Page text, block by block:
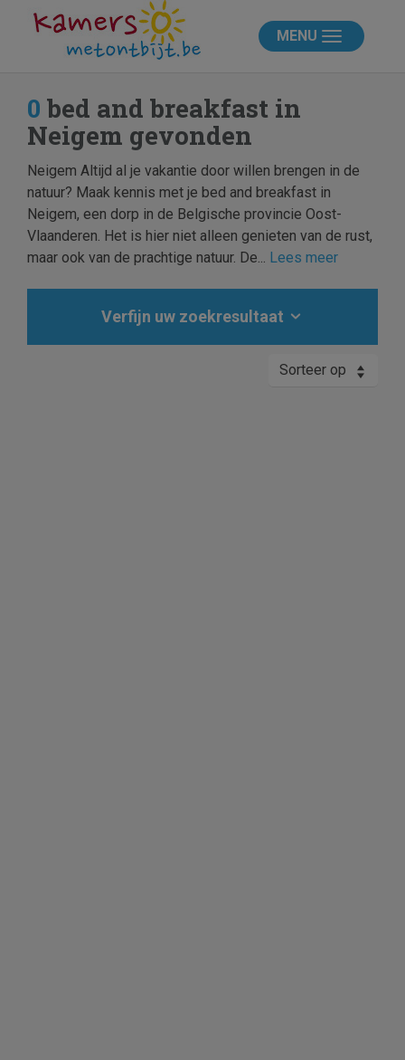
MENU
0 bed and breakfast in
Neigem gevonden
Neigem Altijd al je vakantie door willen brengen in de
natuur? Maak kennis met je bed and breakfast in
Neigem, een dorp in de Belgische provincie Oost-
Vlaanderen. Het is hier niet alleen genieten van de rust,
maar ook van de prachtige natuur. De... Lees meer
Verfijn uw zoekresultaat
Sorteer op